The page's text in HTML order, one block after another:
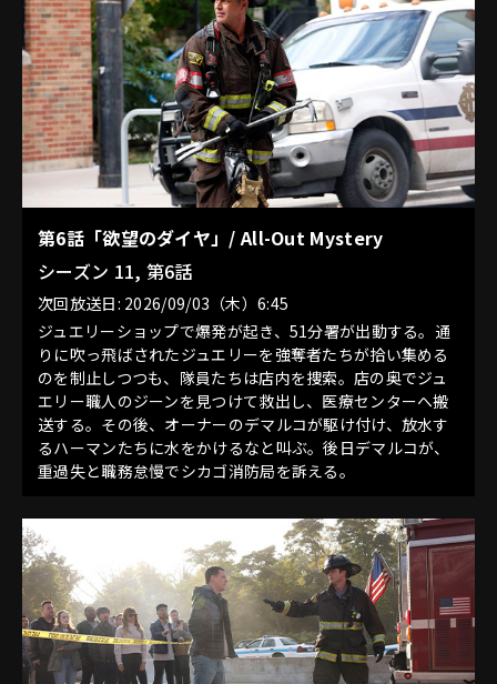
第6話「欲望のダイヤ」/ All-Out Mystery
シーズン 11, 第6話
次回放送日: 2026/09/03（木）6:45
ジュエリーショップで爆発が起き、51分署が出動する。通
りに吹っ飛ばされたジュエリーを強奪者たちが拾い集める
のを制止しつつも、隊員たちは店内を捜索。店の奥でジュ
エリー職人のジーンを見つけて救出し、医療センターへ搬
送する。その後、オーナーのデマルコが駆け付け、放水す
るハーマンたちに水をかけるなと叫ぶ。後日デマルコが、
重過失と職務怠慢でシカゴ消防局を訴える。